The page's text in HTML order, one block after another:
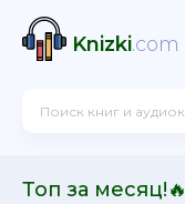
Knizki.com
Топ за месяц!🔥